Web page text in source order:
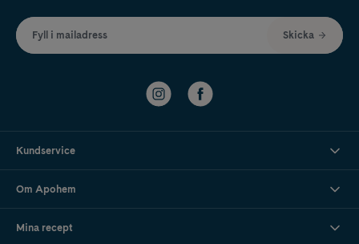
Fyll i mailadress Skicka
Kundservice
Om Apohem
Mina recept